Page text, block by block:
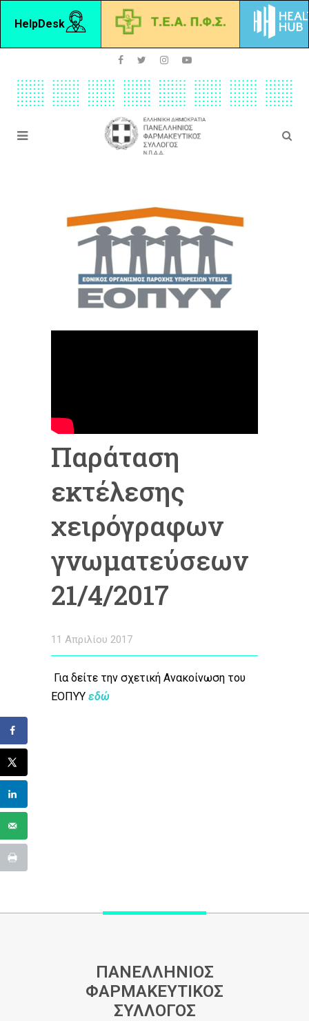
HelpDesk
Παράταση
εκτέλεσης
χειρόγραφων
γνωματεύσεων
21/4/2017
11 Απριλίου 2017
Για δείτε την σχετική Ανακοίνωση του
ΕΟΠΥΥ εδώ
ΠΑΝΕΛΛΗΝΙΟΣ
ΦΑΡΜΑΚΕΥΤΙΚΟΣ
ΣΥΛΛΟΓΟΣ